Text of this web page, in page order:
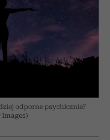
odporne psychicznie?